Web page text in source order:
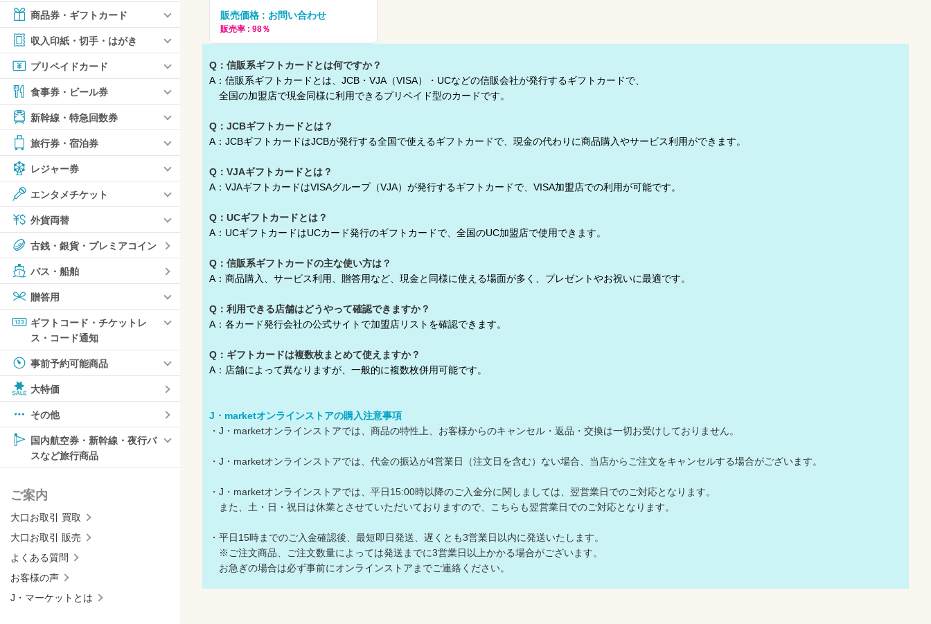
商品券・ギフトカード
収入印紙・切手・はがき
プリペイドカード
食事券・ビール券
新幹線・特急回数券
旅行券・宿泊券
レジャー券
エンタメチケット
外貨両替
古銭・銀貨・プレミアコイン
バス・船舶
贈答用
ギフトコード・チケットレ
ス・コード通知
事前予約可能商品
大特価
その他
国内航空券・新幹線・夜行バ
スなど旅行商品
ご案内
大口お取引 買取
大口お取引 販売
よくある質問
お客様の声
J・マーケットとは
販売価格 : お問い合わせ
販売率 : 98％
Q：信販系ギフトカードとは何ですか？
A：信販系ギフトカードとは、JCB・VJA（VISA）・UCなどの信販会社が発行するギフトカードで、
全国の加盟店で現金同様に利用できるプリペイド型のカードです。
Q：JCBギフトカードとは？
A：JCBギフトカードはJCBが発行する全国で使えるギフトカードで、現金の代わりに商品購入やサービス利用ができます。
Q：VJAギフトカードとは？
A：VJAギフトカードはVISAグループ（VJA）が発行するギフトカードで、VISA加盟店での利用が可能です。
Q：UCギフトカードとは？
A：UCギフトカードはUCカード発行のギフトカードで、全国のUC加盟店で使用できます。
Q：信販系ギフトカードの主な使い方は？
A： 商品購入、サービス利用、贈答用など、現金と同様に使える場面が多く、プレゼントやお祝いに最適です。
Q：利用できる店舗はどうやって確認できますか？
A： 各カード発行会社の公式サイトで加盟店リストを確認できます。
Q：ギフトカードは複数枚まとめて使えますか？
A：店舗によって異なりますが、一般的に複数枚併用可能です。
J・marketオンラインストアの購入注意事項
・J・marketオンラインストアでは、商品の特性上、お客様からのキャンセル・返品・交換は一切お受けしておりません。
・J・marketオンラインストアでは、代金の振込が4営業日（注文日を含む）ない場合、当店からご注文をキャンセルする場合がございます。
・J・marketオンラインストアでは、平日15:00時以降のご入金分に関しましては、翌営業日でのご対応となります。
また、土・日・祝日は休業とさせていただいておりますので、こちらも翌営業日でのご対応となります。
・平日15時までのご入金確認後、最短即日発送、遅くとも3営業日以内に発送いたします。
※ご注文商品、ご注文数量によっては発送までに3営業日以上かかる場合がございます。
お急ぎの場合は必ず事前にオンラインストアまでご連絡ください。